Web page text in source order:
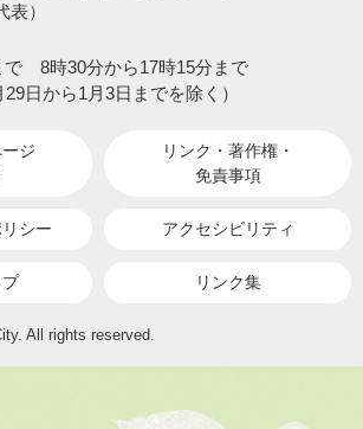
表）
で 8時30分から17時15分まで
29日から1月3日までを除く）
ジ
リンク・著作権・
免責事項
シー アクセシビリティ
リンク集
All rights reserved.